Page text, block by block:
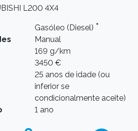
L200 4X4
Gasóleo (Diesel) *
Manual
169 g/km
3450 €
25 anos de idade (ou
inferior se
condicionalmente aceite)
1 ano